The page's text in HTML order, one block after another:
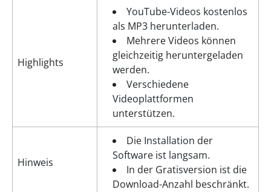
Highlights
YouTube-Videos kostenlos
als MP3 herunterladen.
Mehrere Videos können
gleichzeitig heruntergeladen
werden.
Verschiedene
Videoplattformen
unterstützen.
Hinweis
Die Installation der
Software ist langsam.
In der Gratisversion ist die
Download-Anzahl beschränkt.